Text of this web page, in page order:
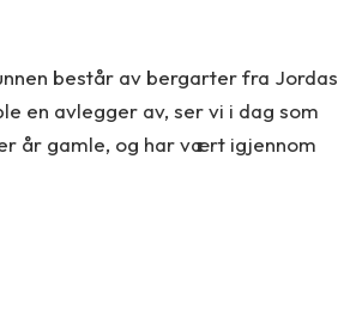
består av bergarter fra Jordas
en avlegger av, ser vi i dag som
år gamle, og har vært igjennom